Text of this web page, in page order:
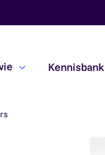
Kennisbank